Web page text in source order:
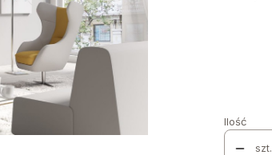
Ilość
szt.